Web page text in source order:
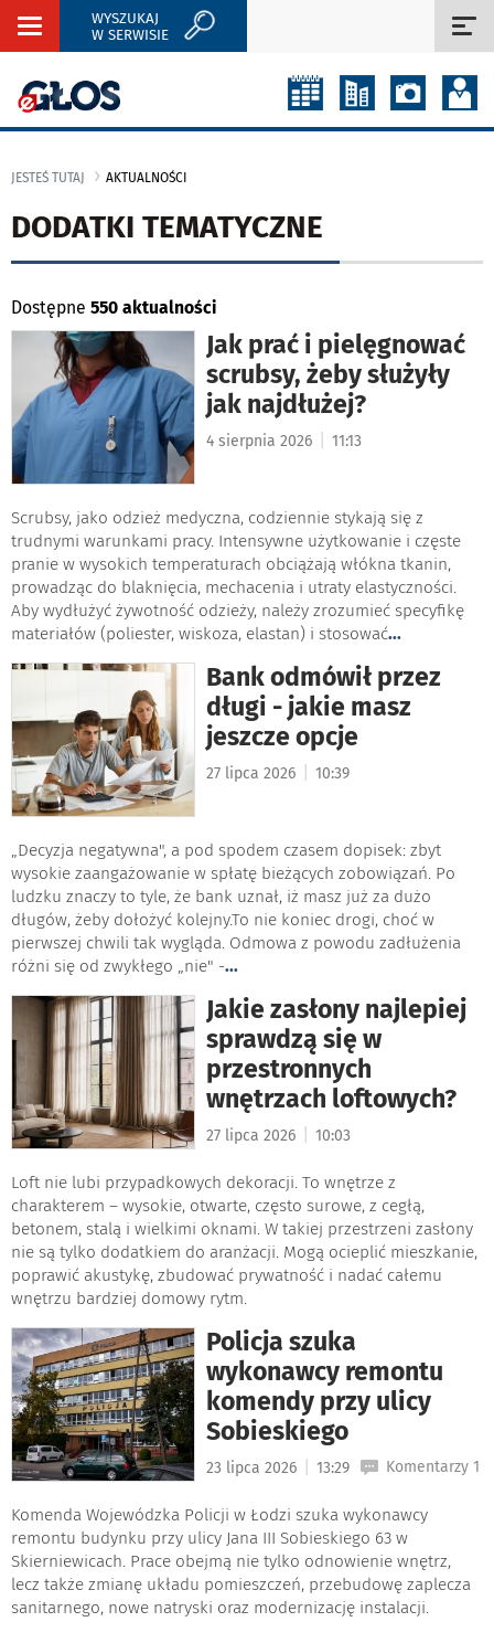
Rozwiń
WYSZUKAJ
W SERWISIE
JESTEŚ TUTAJ AKTUALNOŚCI
DODATKI TEMATYCZNE
Dostępne 550 aktualności
Jak prać i pielęgnować
scrubsy, żeby służyły
jak najdłużej?
4 sierpnia 2026 11:13
Scrubsy, jako odzież medyczna, codziennie stykają się z
trudnymi warunkami pracy. Intensywne użytkowanie i częste
pranie w wysokich temperaturach obciążają włókna tkanin,
prowadząc do blaknięcia, mechacenia i utraty elastyczności.
Aby wydłużyć żywotność odzieży, należy zrozumieć specyfikę
materiałów (poliester, wiskoza, elastan) i stosować...
Bank odmówił przez
długi - jakie masz
jeszcze opcje
27 lipca 2026 10:39
„Decyzja negatywna", a pod spodem czasem dopisek: zbyt
wysokie zaangażowanie w spłatę bieżących zobowiązań. Po
ludzku znaczy to tyle, że bank uznał, iż masz już za dużo
długów, żeby dołożyć kolejny.To nie koniec drogi, choć w
pierwszej chwili tak wygląda. Odmowa z powodu zadłużenia
różni się od zwykłego „nie" -...
Jakie zasłony najlepiej
sprawdzą się w
przestronnych
wnętrzach loftowych?
27 lipca 2026 10:03
Loft nie lubi przypadkowych dekoracji. To wnętrze z
charakterem – wysokie, otwarte, często surowe, z cegłą,
betonem, stalą i wielkimi oknami. W takiej przestrzeni zasłony
nie są tylko dodatkiem do aranżacji. Mogą ocieplić mieszkanie,
poprawić akustykę, zbudować prywatność i nadać całemu
wnętrzu bardziej domowy rytm.
Policja szuka
wykonawcy remontu
komendy przy ulicy
Sobieskiego
23 lipca 2026 13:29 Komentarzy 1
Komenda Wojewódzka Policji w Łodzi szuka wykonawcy
remontu budynku przy ulicy Jana III Sobieskiego 63 w
Skierniewicach. Prace obejmą nie tylko odnowienie wnętrz,
lecz także zmianę układu pomieszczeń, przebudowę zaplecza
sanitarnego, nowe natryski oraz modernizację instalacji.